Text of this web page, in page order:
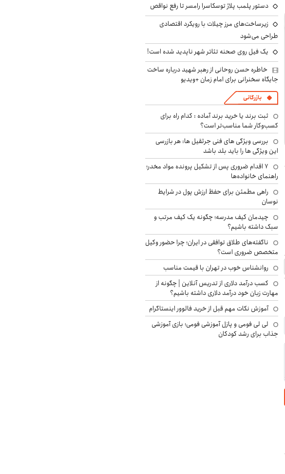
دستور پلمب پلاژ توسکاسرا رامسر تا رفع نواقص
زیرساخت‌های مرز چیلات با رویکرد اقتصادی
طراحی می‌شود
یک فیل روی صحنه تئاتر شهر ناپدید شده است!
خاطره حسن روحانی از رهبر شهید درباره ساخت
جایگاه سخنرانی برای امام زمان +ویدیو
بازرگانی
ثبت برند یا خرید برند آماده : کدام راه برای
کسب‌وکار شما مناسب‌تر است؟
بررسی ویژگی های فنی جرثقیل ها: هر بازرسی
این ویژگی ها را باید بلد باشد
۷ اقدام ضروری پس از تشکیل پرونده مواد مخدر؛
راهنمای خانواده‌ها
راهی مطمئن برای حفظ ارزش پول در شرایط
نوسان
چیدمان کیف مدرسه؛ چگونه یک کیف مرتب و
سبک داشته باشیم؟
ناگفته‌های طلاق توافقی در ایران؛ چرا حضور وکیل
متخصص ضروری است؟
روانشناس خوب در تهران با قیمت مناسب
کسب درآمد دلاری از تدریس آنلاین | چگونه از
مهارت زبان خود درآمد دلاری داشته باشیم؟
آموزش نکات مهم قبل از خرید فالوور اینستاگرام
لی لی فومی و پازل آموزشی فومی؛ بازی آموزشی
جذاب برای رشد کودکان